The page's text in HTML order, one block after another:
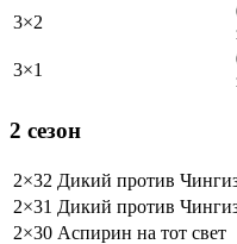
3×2
3×1
2 сезон
2×32 Дикий против
2×31 Дикий против
2×30 Аспирин на тот свет